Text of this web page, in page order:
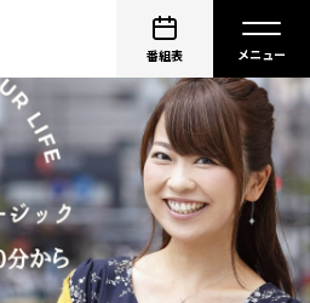
番組表